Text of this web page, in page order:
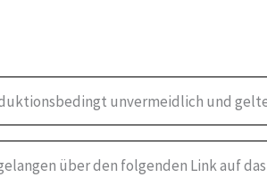
unvermeidlich und
über den folgenden Link auf